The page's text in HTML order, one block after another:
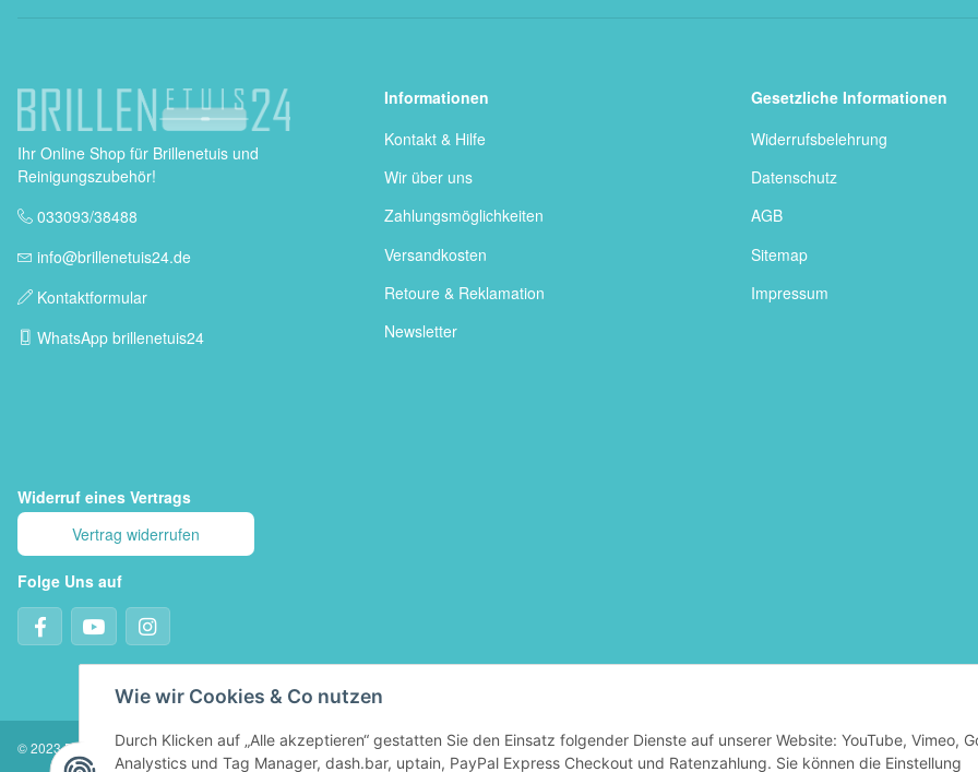
Ihr Online Shop für Brillenetuis und
Reinigungszubehör!
033093/38488
info@brillenetuis24.de
Kontaktformular
WhatsApp brillenetuis24
Informationen
Kontakt & Hilfe
Wir über uns
Zahlungsmöglichkeiten
Versandkosten
Retoure & Reklamation
Newsletter
Gesetzliche Informationen
Widerrufsbelehrung
Datenschutz
AGB
Sitemap
Impressum
Widerruf eines Vertrags
Vertrag widerrufen
Folge Uns auf
© 2023 Brillenetuis24 - Alle Rechte vorbehalten
Wie wir Cookies & Co nutzen
Durch Klicken auf „Alle akzeptieren“ gestatten Sie den Einsatz folgender Dienste auf unserer Website: YouTube, Vimeo,
Analystics und Tag Manager, dash.bar, uptain, PayPal Express Checkout und Ratenzahlung. Sie können die Einstellung